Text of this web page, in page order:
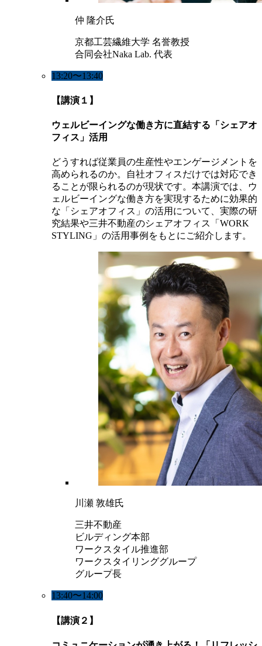
仲 隆介氏
京都工芸繊維大学 名誉教授
合同会社Naka Lab. 代表
13:20〜13:40
【講演１】
ウェルビーイングな働き方に直結する「シェアオ
フィス」活用
どうすれば従業員の生産性やエンゲージメントを
高められるのか。自社オフィスだけでは対応でき
ることが限られるのが現状です。本講演では、ウ
ェルビーイングな働き方を実現するために効果的
な「シェアオフィス」の活用について、実際の研
究結果や三井不動産のシェアオフィス「WORK
STYLING」の活用事例をもとにご紹介します。
川瀬 敦雄氏
三井不動産
ビルディング本部
ワークスタイル推進部
ワークスタイリンググループ
グループ長
13:40〜14:00
【講演２】